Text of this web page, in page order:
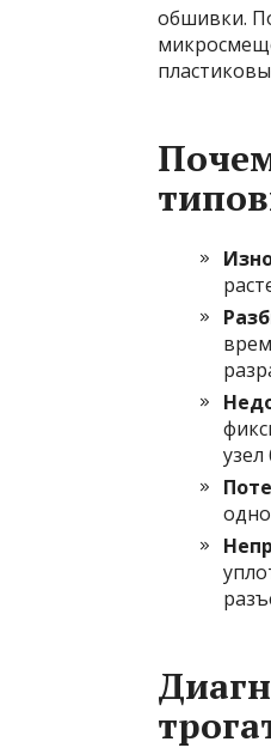
обшивки.